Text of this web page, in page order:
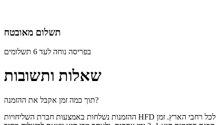
תשלום מאובטח
בפריסה נוחה לעד 6 תשלומים
שאלות ותשובות
תוך כמה זמן אקבל את ההזמנה?
ההזמנות נשלחות באמצעות חברת השליחויות HFD לכל רחבי הארץ. זמן